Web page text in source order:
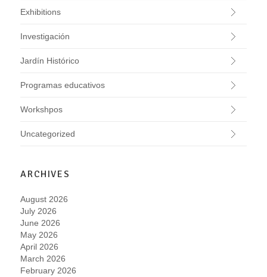
Exhibitions
Investigación
Jardín Histórico
Programas educativos
Workshpos
Uncategorized
ARCHIVES
August 2026
July 2026
June 2026
May 2026
April 2026
March 2026
February 2026